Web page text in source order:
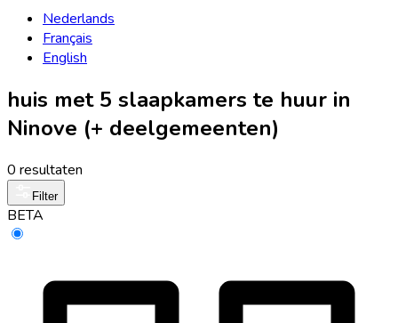
Nederlands
Français
English
huis met 5 slaapkamers te huur in
Ninove (+ deelgemeenten)
0 resultaten
Filter
BETA